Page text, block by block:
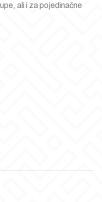
ali i za pojedinačne